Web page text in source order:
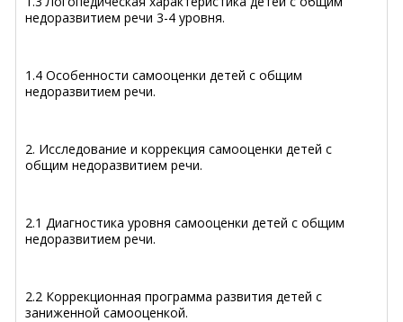
недоразвитием речи 3-4 уровня.
1.4 Особенности самооценки детей с общим
недоразвитием речи.
2. Исследование и коррекция самооценки детей с
общим недоразвитием речи.
2.1 Диагностика уровня самооценки детей с общим
недоразвитием речи.
2.2 Коррекционная программа развития детей с
заниженной самооценкой.